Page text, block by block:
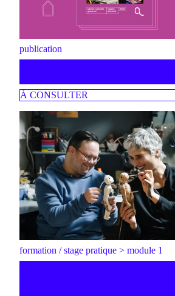
publication
À CONSULTER
formation / stage pratique > module 1